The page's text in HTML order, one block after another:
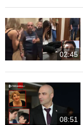
02:45
08:51